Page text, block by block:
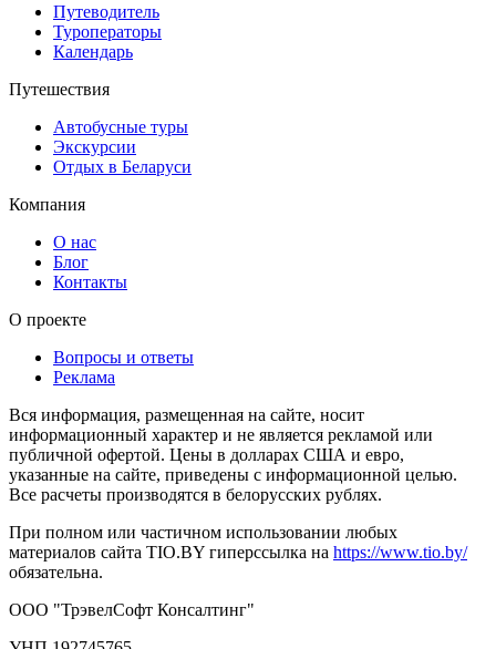
Путеводитель
Туроператоры
Календарь
Путешествия
Автобусные туры
Экскурсии
Отдых в Беларуси
Компания
О нас
Блог
Контакты
О проекте
Вопросы и ответы
Реклама
Вся информация, размещенная на сайте, носит
информационный характер и не является рекламой или
публичной офертой. Цены в долларах США и евро,
указанные на сайте, приведены с информационной целью.
Все расчеты производятся в белорусских рублях.
При полном или частичном использовании любых
материалов сайта TIO.BY гиперссылка на https://www.tio.by/
обязательна.
ООО "ТрэвелСофт Консалтинг"